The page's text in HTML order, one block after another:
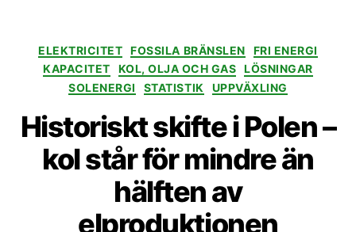
Kategorier
ELEKTRICITET FOSSILA BRÄNSLEN
FRI ENERGI
KAPACITET
KOL, OLJA OCH GAS
LÖSNINGAR
SOLENERGI
STATISTIK UPPVÄXLING
Historiskt skifte i Polen –
kol står för mindre än
hälften av
elproduktionen